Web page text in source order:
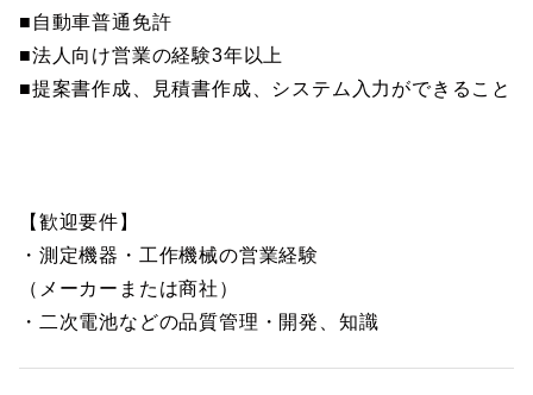
■自動車普通免許
■法人向け営業の経験3年以上
■提案書作成、見積書作成、システム入力ができること
【歓迎要件】
・測定機器・工作機械の営業経験
（メーカーまたは商社）
・二次電池などの品質管理・開発、知識